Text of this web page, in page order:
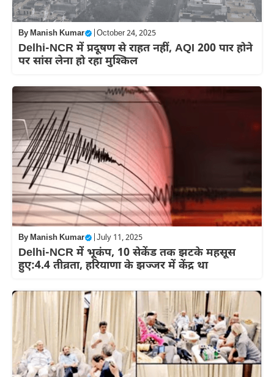
ByManish Kumar October 24, 2025
Delhi-NCR में प्रदूषण से राहत नहीं, AQI 200 पार होने
पर सांस लेना हो रहा मुश्किल
ByManish Kumar July 11, 2025
Delhi-NCR में भूकंप, 10 सेकेंड तक झटके महसूस
हुए:4.4 तीव्रता, हरियाणा के झज्जर में केंद्र था